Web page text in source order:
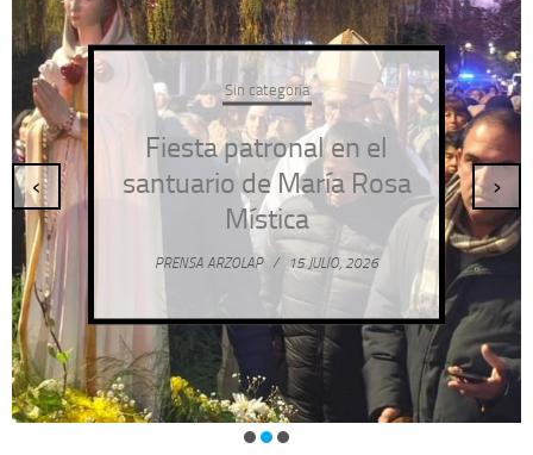
Sin categoría
Fiesta patronal en el
santuario de María Rosa
Mística
PRENSA ARZOLAP / 15 JULIO, 2026
‹ ›